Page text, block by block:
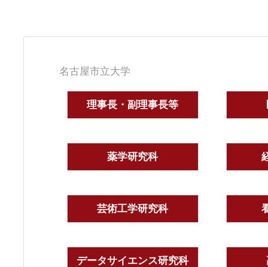
名古屋市立大学
理事長・副理事長等
薬学研究科
芸術工学研究科
データサイエンス研究科